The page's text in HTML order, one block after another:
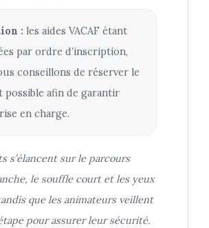
: les aides VACAF étant
par ordre d’inscription,
conseillons de réserver le
possible afin de garantir
en charge.
s’élancent sur le parcours
le souffle court et les yeux
que les animateurs veillent
pour assurer leur sécurité.